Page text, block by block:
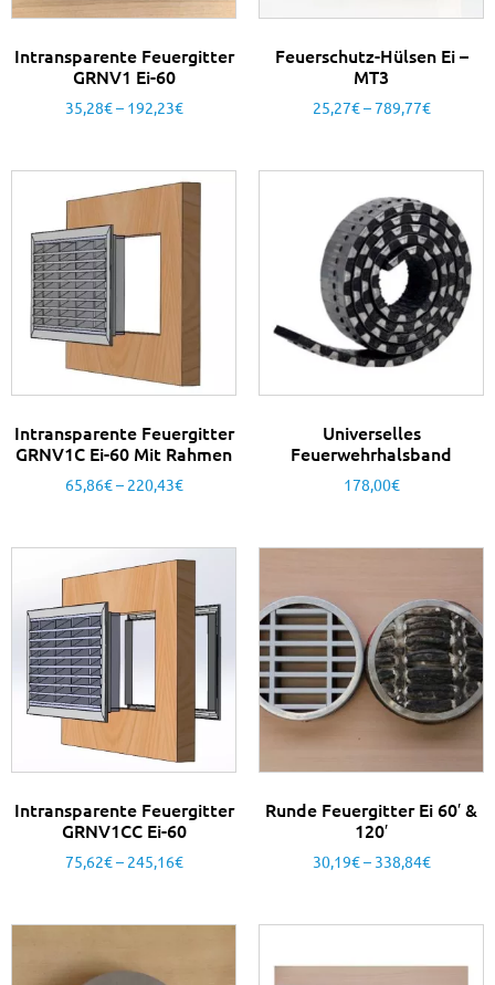
Intransparente Feuergitter
GRNV1 Ei-60
35,28€– 192,23€
Feuerschutz-Hülsen Ei –
MT3
25,27€–789,77€
Intransparente Feuergitter
GRNV1C Ei-60 Mit Rahmen
65,86€– 220,43€
Universelles
Feuerwehrhalsband
178,00€
Intransparente Feuergitter
GRNV1CC Ei-60
75,62€– 245,16€
Runde Feuergitter Ei 60′ &
120′
30,19€– 338,84€